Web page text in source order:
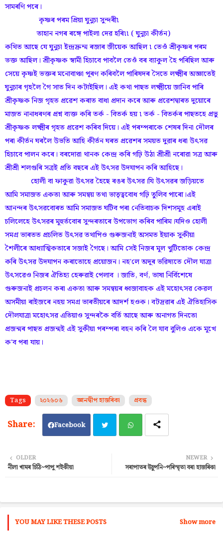
সামৰণি পৰে।
কৃষ্ণৰ পৰম প্ৰিয়া ঘুনুচা সুন্দৰী৷
তাহান নগৰ ৰঙ্গে পাইলা দেৱ হৰি৷৷ ( ঘুনুচা কীৰ্তন)
কথিত আছে যে ঘুনুচা ইন্দ্ৰদ্ৰুম্ম ৰজাৰ জীয়েক আছিল ৷ তেওঁ শ্রীকৃষ্ণৰ পৰম
ভক্ত আছিল। শ্ৰীকৃষ্ণক স্বামী হিচাবে পাবলৈ তেওঁ বৰ ব্যাকুল হৈ পৰিছিল আৰু
সেয়ে কৃষ্ণই ভক্তৰ মনোবাঞ্চা পূৰণ কৰিবলৈ পাৰিষদৰ সৈতে লক্ষ্মীৰ অজ্ঞাতেই
ঘুনুচাৰ গৃহলৈ গৈ সাত দিন কটাইছিল। এই কথা পাছত লক্ষ্মীয়ে জানিব পাৰি
শ্ৰীকৃষ্ণক নিজ গৃহত প্ৰৱেশ কৰাত বাধা প্ৰদান কৰে আৰু প্ৰৱেশদ্বাৰত দুয়োৰে
মাজত নানাধৰণৰ প্ৰশ্ন ব্যক্ত কৰি তৰ্ক - বিতৰ্ক হয় ৷ তৰ্ক - বিতৰ্কৰ পাছতহে প্ৰভু
শ্ৰীকৃষ্ণক লক্ষ্মীৰ গৃহত প্ৰৱেশ কৰিব দিয়ে। এই পৰম্পৰাকে শেষৰ দিনা দৌলৰ
পৰা কীৰ্তন ঘৰলৈ উভতি আহি কীৰ্তন ঘৰত প্ৰৱেশৰ সময়ত দুৱাৰ ধৰা উৎসৱ
হিচাবে পালন কৰে। বৰদোৱা থানক কেন্দ্র কৰি গঢ়ি উঠা শ্ৰীশ্ৰী নৰোৱা সত্ৰ আৰু
শ্ৰীশ্ৰী শলগুৰি সত্ৰই প্ৰতি বছৰে এই উৎসৱ উদযাপন কৰি আহিছে।
হোলী বা ফাকুৱা উৎসৱ হৈছে ৰঙৰ উৎসৱ।যি উৎসৱৰ জড়িয়তে
আমি সমাজত একতা আৰু সমন্বয় তথা ভাতৃত্ববোধ গঢ়ি তুলিব পাৰো।এই
আনন্দৰ উৎসৱবোৰত আমি সমাজত ঘটিব পৰা নেতিবাচক দিশসমূহ এৰাই
চলিলেহে উৎসৱৰ মূহুৰ্তবোৰ সুন্দৰতাৰে উপভোগ কৰিব পাৰিম।যদিও হোলী
সমগ্র ভাৰতত প্ৰচলিত উৎসৱ তথাপিও গুৰুজনাই অসমত ইয়াক সুকীয়া
শৈলীৰে আধ্যাত্মিকতাৰে সজাই গৈছে। আমি সেই নিজৰ মূল খুটিতোক কেন্দ্র
কৰি উৎসৱ উদযাপন কৰাতোহে প্ৰয়োজন। নহ'লে অদূৰ ভৱিষ্যতে দৌল যাত্রা
উৎসৱেও নিজৰ ঐতিহ্য হেৰুৱাই পেলাব । জাতি, বৰ্ণ, ভাষা নিৰ্বিশেষে
গুৰুজনাই প্ৰচলন কৰা একতা আৰু সমন্বয়ৰ ধ্বজাবাহক এই মহোৎসৱ কেৱল
অসমীয়া ৰাইজৰে নহয় সমগ্র ভাৰতীয়ৰে আদৰ্শ হওক। বটদ্ৰৱাৰ এই ঐতিহাসিক
দৌলযাত্রা মহোৎসৱ এতিয়াও সুন্দৰকৈ বৰ্তি আছে আৰু অনাগত দিনতো
প্ৰজন্মৰ পাছত প্ৰজন্মই এই সুকীয়া পৰম্পৰা বহন কৰি লৈ যাব বুলিও একে মূখে
ক'ব পৰা যায়।
Tags ২০২৬০৬ জ্ঞানদ্বীপ হাজৰিকা প্ৰবন্ধ
Facebook
ats
NEWER
সৰাপাতৰ উচুপনি~পৰিস্মৃতা বৰা হাজৰিকা
OLDER
নীলা খামৰ চিঠি~পাপু শইকীয়া
YOU MAY LIKE THESE POSTS Show more